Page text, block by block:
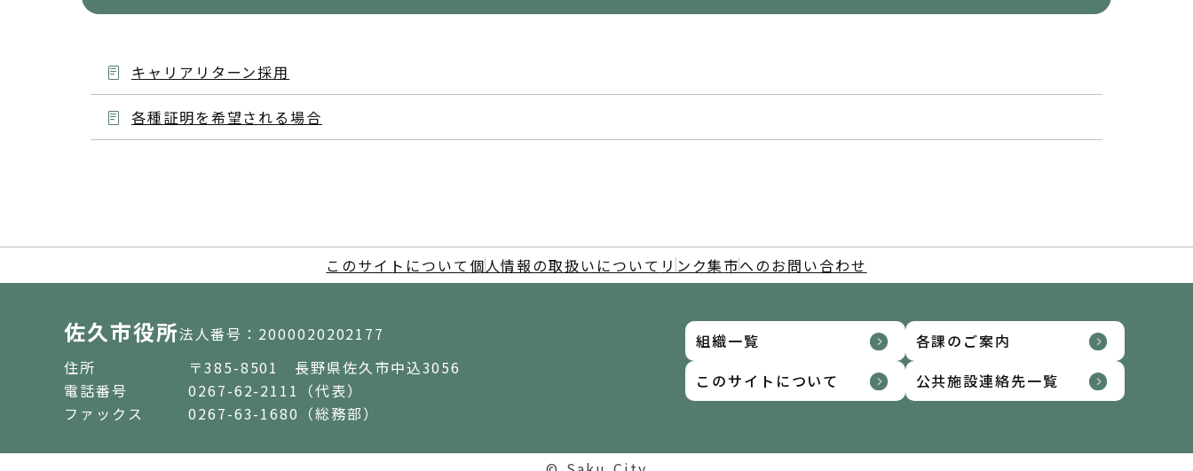
キャリアリターン採用
各種証明を希望される場合
このサイトについて 個人情報の取扱いについて リンク集市へのお問い合わせ
佐久市役所法人番号：2000020202177
住所
〒385-8501 長野県佐久市中込3056
電話番号
0267-62-2111（代表）
ファックス
0267-63-1680（総務部）
組織一覧
各課のご案内
このサイトについて
公共施設連絡先一覧